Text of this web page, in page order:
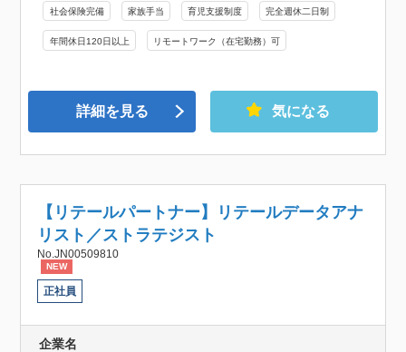
社会保険完備 家族手当 育児支援制度 完全週休二日制
年間休日120日以上 リモートワーク（在宅勤務）可
詳細を見る 気になる
【リテールパートナー】リテールデータアナ
リスト／ストラテジスト
No.JN00509810
NEW
正社員
企業名